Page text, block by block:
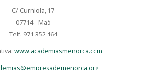
C/ Curniola, 17
07714 - Maó
Telf. 971 352 464
www.academiasmenorca.com